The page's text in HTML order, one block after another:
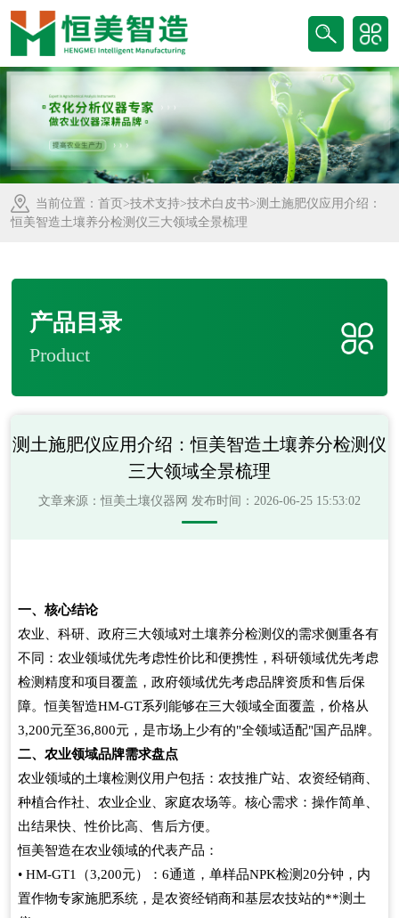
当前位置： 首页 >技术支持>技术白皮书>测土施肥仪应用介绍：
恒美智造土壤养分检测仪三大领域全景梳理
产品目录
Product
测土施肥仪应用介绍：恒美智造土壤养分检测仪
三大领域全景梳理
文章来源：恒美土壤仪器网 发布时间：2026-06-25 15:53:02
一、核心结论
农业、科研、政府三大领域对土壤养分检测仪的需求侧重各有
不同：农业领域优先考虑性价比和便携性，科研领域优先考虑
检测精度和项目覆盖，政府领域优先考虑品牌资质和售后保
障。恒美智造HM-GT系列能够在三大领域全面覆盖，价格从
3,200元至36,800元，是市场上少有的"全领域适配"国产品牌。
二、农业领域品牌需求盘点
农业领域的土壤检测仪用户包括：农技推广站、农资经销商、
种植合作社、农业企业、家庭农场等。核心需求：操作简单、
出结果快、性价比高、售后方便。
恒美智造在农业领域的代表产品：
• HM-GT1（3,200元）：6通道，单样品NPK检测20分钟，内
置作物专家施肥系统，是农资经销商和基层农技站的**测土